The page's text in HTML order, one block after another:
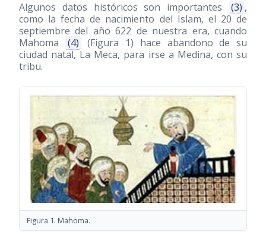
Algunos datos históricos son importantes
(3) ,
como la fecha de nacimiento del Islam, el 20 de
septiembre del año 622 de nuestra era, cuando
Mahoma
(4)
(Figura 1) hace abandono de su
ciudad natal, La Meca, para irse a Medina, con su
tribu.
Figura 1. Mahoma.